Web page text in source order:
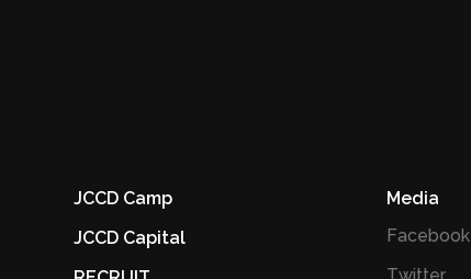
JCCD Camp
JCCD Capital
Media
Facebook